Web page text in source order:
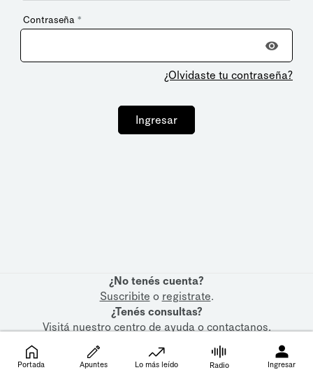
Contraseña *
¿Olvidaste tu contraseña?
Ingresar
¿No tenés cuenta?
Suscribite o registrate.
¿Tenés consultas?
Visitá nuestrocentro de ayudaocontactanos.
Portada Apuntes Lo más leído Radio Ingresar